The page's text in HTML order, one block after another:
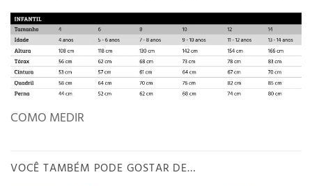
COMO MEDIR
VOCÊ TAMBÉM PODE GOSTAR DE…